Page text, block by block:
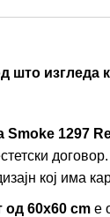
што изгледа
Smoke 1297
кој има
60x60 cmе